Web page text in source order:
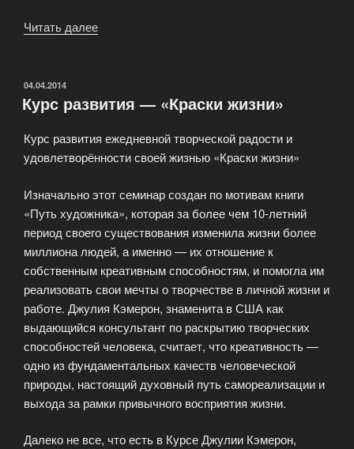
Читать далее
с
картами
(OH)»
ОПУБЛИКОВАНО
04.04.2014
Курс развития — «Краски жизни»
Курс развития ежедневной творческой радости и
удовлетворённости своей жизнью «Краски жизни»
Изначально этот семинар создан по мотивам книги
«Путь художника», которая за более чем 10-летний
период своего существования изменила жизни более
миллиона людей, а именно — их отношение к
собственным креативным способностям, и помогла им
реализовать свои мечты о творчестве в личной жизни и
работе. Джулия Кэмерон, знаменита в США как
выдающийся консультант по раскрытию творческих
способностей человека, считает, что креативность —
одно из фундаментальных качеств человеческой
природы, настоящий духовный путь самореализации и
выхода за рамки привычного восприятия жизни.
Далеко не все, что есть в Курсе Джулии Кэмерон,